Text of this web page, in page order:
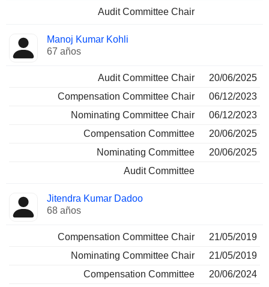
Audit Committee Chair
Manoj Kumar Kohli
67 años
Audit Committee Chair
20/06/2025
Compensation Committee Chair
06/12/2023
Nominating Committee Chair
06/12/2023
Compensation Committee
20/06/2025
Nominating Committee
20/06/2025
Audit Committee
Jitendra Kumar Dadoo
68 años
Compensation Committee Chair
21/05/2019
Nominating Committee Chair
21/05/2019
Compensation Committee
20/06/2024